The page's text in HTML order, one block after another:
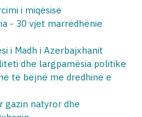
i miqësisë
- 30 vjet marrëdhënie
i Madh i Azerbajxhanit
dhe largpamësia politike
të bëjnë me dredhinë e
gazin natyror dhe